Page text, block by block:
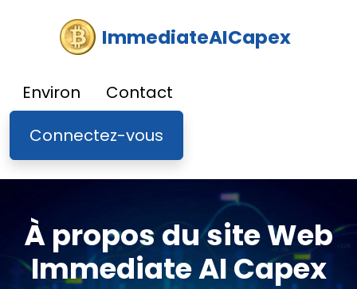
ImmediateAICapex
Environ
Contact
Connectez-vous
À propos du site Web
Immediate AI Capex